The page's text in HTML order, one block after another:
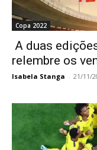
Copa 2022
A duas
relembre os
Isabela Stanga - 21/11/